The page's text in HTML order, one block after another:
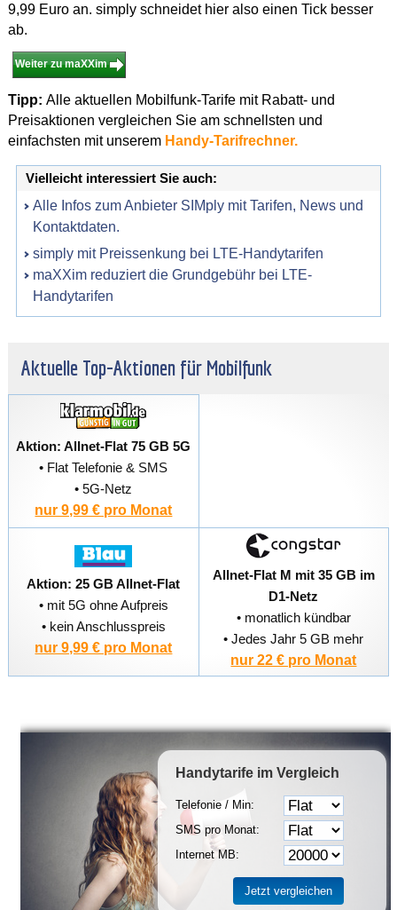
9,99 Euro an. simply schneidet hier also einen Tick besser
ab.
Weiter zu maXXim
Tipp: Alle aktuellen Mobilfunk-Tarife mit Rabatt- und
Preisaktionen vergleichen Sie am schnellsten und
einfachsten mit unserem Handy-Tarifrechner.
Vielleicht interessiert Sie auch:
Alle Infos zum Anbieter SIMply mit Tarifen, News und
Kontaktdaten.
simply mit Preissenkung bei LTE-Handytarifen
maXXim reduziert die Grundgebühr bei LTE-
Handytarifen
Aktuelle Top-Aktionen für Mobilfunk
Aktion: Allnet-Flat 75 GB 5G
• Flat Telefonie & SMS
• 5G-Netz
nur 9,99 € pro Monat
Aktion: 25 GB Allnet-Flat
• mit 5G ohne Aufpreis
• kein Anschlusspreis
nur 9,99 € pro Monat
Allnet-Flat M mit 35 GB im
D1-Netz
• monatlich kündbar
• Jedes Jahr 5 GB mehr
nur 22 € pro Monat
Handytarife im Vergleich
Telefonie / Min:
SMS pro Monat:
Internet MB: